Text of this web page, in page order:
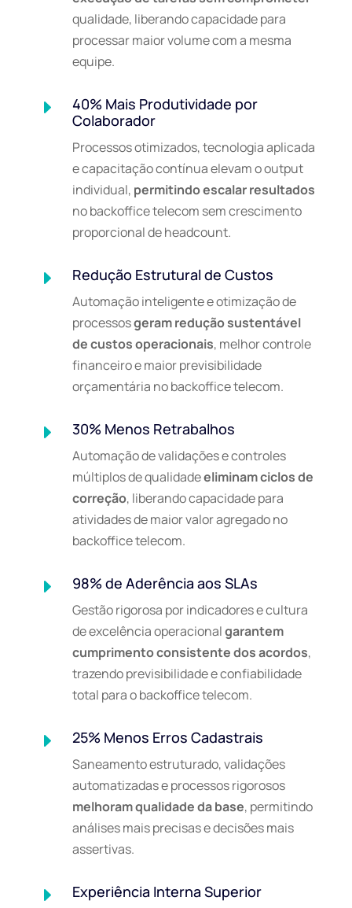
qualidade, liberando capacidade para
processar maior volume com a mesma
equipe.
E
40% Mais Produtividade por
Colaborador
Processos otimizados, tecnologia aplicada
e capacitação contínua elevam o output
individual, permitindo escalar resultados
no backoffice telecom sem crescimento
proporcional de headcount.
E Redução Estrutural de Custos
Automação inteligente e otimização de
processosgeram redução sustentável
de custos operacionais, melhor controle
financeiro e maior previsibilidade
orçamentária no backoffice telecom.
E 30% Menos Retrabalhos
Automação de validações e controles
múltiplos de qualidadeeliminam ciclos de
correção, liberando capacidade para
atividades de maior valor agregado no
backoffice telecom.
E 98% de Aderência aos SLAs
Gestão rigorosa por indicadores e cultura
de excelência operacionalgarantem
cumprimento consistente dos acordos,
trazendo previsibilidade e confiabilidade
total para o backoffice telecom.
E 25% Menos Erros Cadastrais
Saneamento estruturado, validações
automatizadas e processos rigorosos
melhoram qualidade da base, permitindo
análises mais precisas e decisões mais
assertivas.
E Experiência Interna Superior